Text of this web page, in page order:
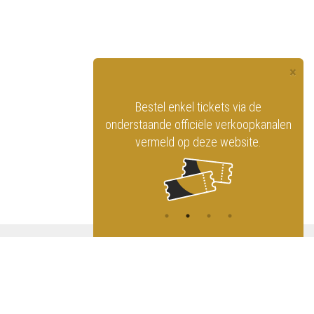
×
officiële verkoopkanalen
Vind het Koninklijk Circus
op de sociale netwerken!